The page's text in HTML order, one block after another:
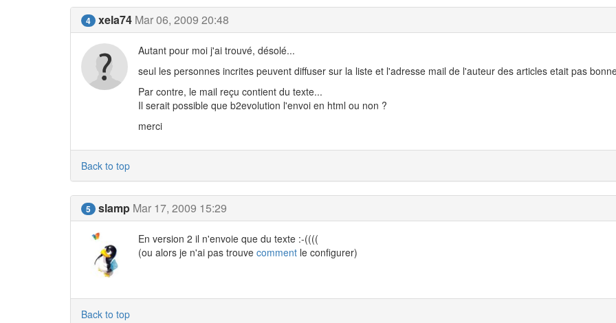
4 xela74 Mar 06, 2009 20:48
Autant pour moi j'ai trouvé, désolé...
seul les personnes incrites peuvent diffuser sur la liste et l'adresse mail de l'auteur des articles etait pas
Par contre, le mail reçu contient du texte...
Il serait possible que b2evolution l'envoi en html ou non ?
merci
Back to top
5 slamp Mar 17, 2009 15:29
En version 2 il n'envoie que du texte :-((((
(ou alors je n'ai pas trouve commentle configurer)
Back to top